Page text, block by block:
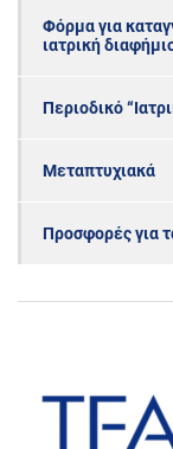
Φόρμα για
ιατρική
Περιοδικό
Μεταπτυχιακά
Προσφορές για